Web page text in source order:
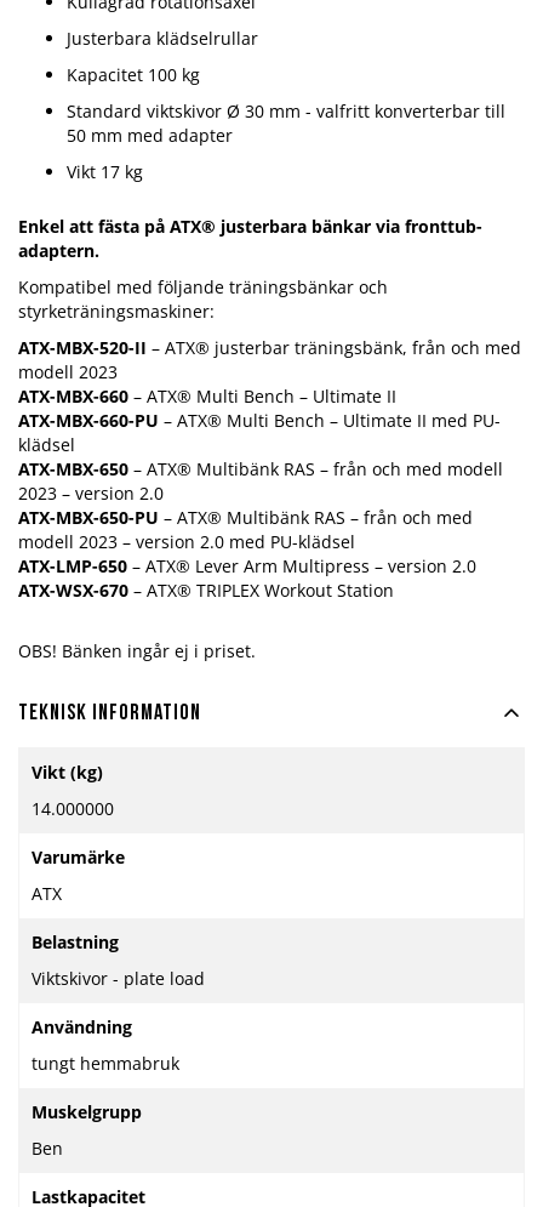
Justerbara klädselrullar
Kapacitet 100 kg
Standard viktskivor Ø 30 mm - valfritt konverterbar till
50 mm med adapter
Vikt 17 kg
Enkel att fästa på ATX® justerbara bänkar via fronttub-
adaptern.
Kompatibel med följande träningsbänkar och
styrketräningsmaskiner:
ATX-MBX-520-II – ATX® justerbar träningsbänk, från och med
modell 2023
ATX-MBX-660 – ATX® Multi Bench – Ultimate II
ATX-MBX-660-PU – ATX® Multi Bench – Ultimate II med PU-
klädsel
ATX-MBX-650 – ATX® Multibänk RAS – från och med modell
2023 – version 2.0
ATX-MBX-650-PU – ATX® Multibänk RAS – från och med
modell 2023 – version 2.0 med PU-klädsel
ATX-LMP-650 – ATX® Lever Arm Multipress – version 2.0
ATX-WSX-670 – ATX® TRIPLEX Workout Station
OBS! Bänken ingår ej i priset.
Teknisk information
information
Vikt (kg)
14.000000
Varumärke
ATX
Belastning
Viktskivor - plate load
Användning
tungt hemmabruk
Muskelgrupp
Ben
Lastkapacitet